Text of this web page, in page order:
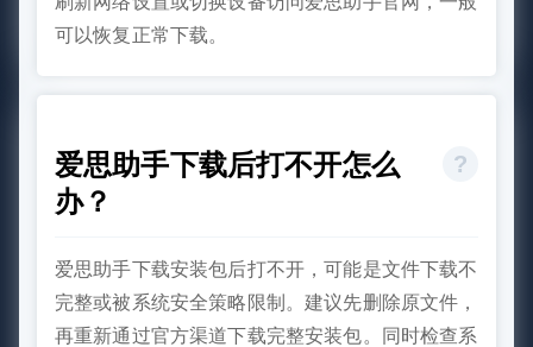
可以恢复正常下载。
爱思助手下载后打不开怎么
办？
爱思助手下载安装包后打不开，可能是文件下载不
完整或被系统安全策略限制。建议先删除原文件，
再重新通过官方渠道下载完整安装包。同时检查系